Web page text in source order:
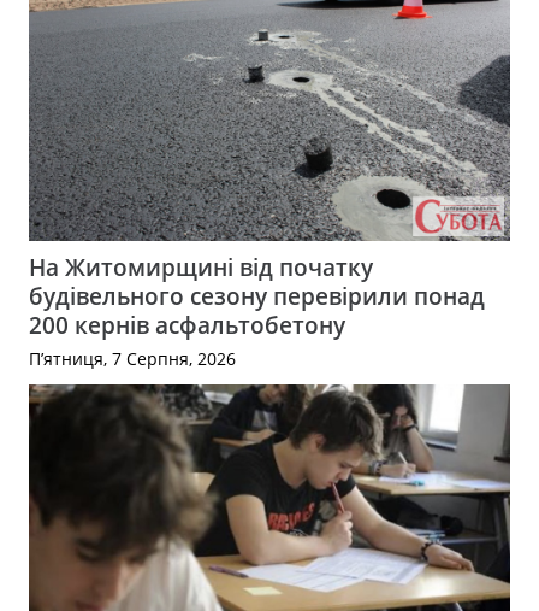
На Житомирщині від початку
будівельного сезону перевірили понад
200 кернів асфальтобетону
П’ятниця, 7 Серпня, 2026